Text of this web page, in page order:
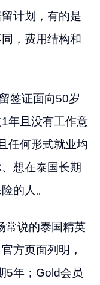
计划，有的是
，费用结构和
签证面向50岁
年且没有工作意
任何形式就业均
想在泰国长期
的人。
常说的泰国精英
方页面列明，
5年；Gold会员